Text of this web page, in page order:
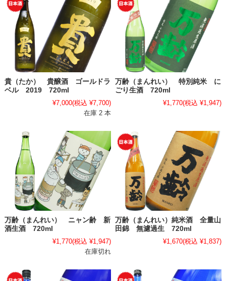
貴（たか） 貴醸酒 ゴールドラ
ベル 2019 720ml
¥7,000(税込 ¥7,700)
在庫 2 本
万齢（まんれい） 特別純米 に
ごり生酒 720ml
¥1,770(税込 ¥1,947)
万齢（まんれい） ニャン齢 新
酒生酒 720ml
¥1,770(税込 ¥1,947)
在庫切れ
万齢（まんれい）純米酒 全量山
田錦 無濾過生 720ml
¥1,670(税込 ¥1,837)